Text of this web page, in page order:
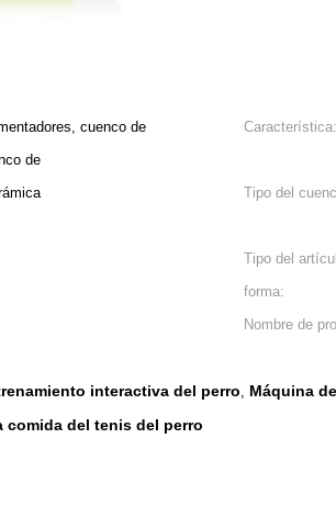
cuenco de
de
Característica:
Tipo del
Tipo del
forma:
Nombre de
interactiva del perro, Máquina
comida del tenis del perro